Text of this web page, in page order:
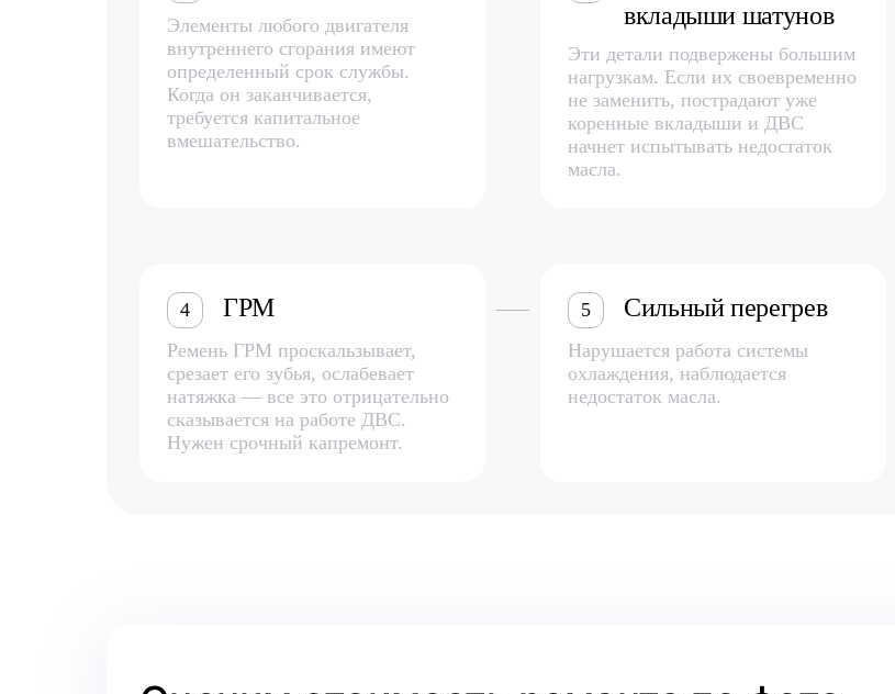
Элементы любого двигателя
внутреннего сгорания имеют
определенный срок службы.
Когда он заканчивается,
требуется капитальное
вмешательство.
вкладыши шатунов
Эти детали подвержены большим
нагрузкам. Если их своевременно
не заменить, пострадают уже
коренные вкладыши и ДВС
начнет испытывать недостаток
масла.
4 ГРМ
Ремень ГРМ проскальзывает,
срезает его зубья, ослабевает
натяжка — все это отрицательно
сказывается на работе ДВС.
Нужен срочный капремонт.
5 Сильный перегрев
Нарушается работа системы
охлаждения, наблюдается
недостаток масла.